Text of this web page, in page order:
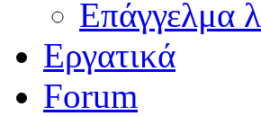
Επάγγελμα
Εργατικά
Forum